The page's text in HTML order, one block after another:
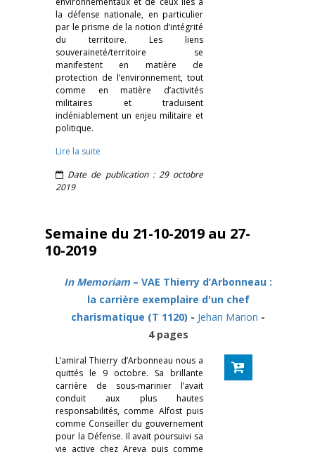
la défense nationale, en particulier
par le prisme de la notion d’intégrité
du territoire. Les liens
souveraineté/territoire se
manifestent en matière de
protection de l’environnement, tout
comme en matière d’activités
militaires et traduisent
indéniablement un enjeu militaire et
politique.
Lire la suite
Date de publication : 29 octobre
2019
Semaine du 21-10-2019 au 27-
10-2019
In Memoriam – VAE Thierry d’Arbonneau :
la carrière exemplaire d'un chef
charismatique (T 1120) - Jehan Marion -
4 pages
L’amiral Thierry d’Arbonneau nous a
quittés le 9 octobre. Sa brillante
carrière de sous-marinier l’avait
conduit aux plus hautes
responsabilités, comme Alfost puis
comme Conseiller du gouvernement
pour la Défense. Il avait poursuivi sa
vie active chez Areva puis comme